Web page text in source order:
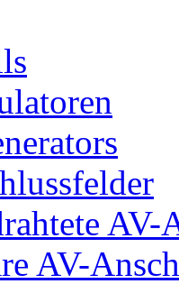
AV-
AV-